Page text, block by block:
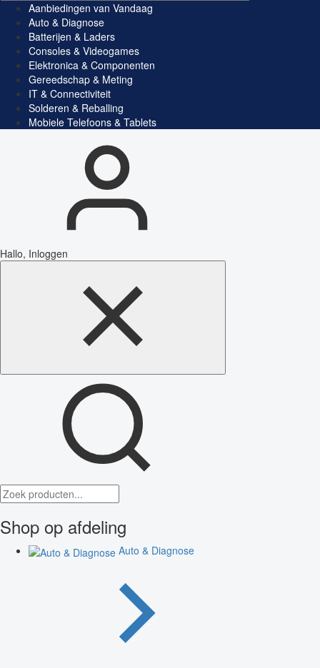
Aanbiedingen van Vandaag
Auto & Diagnose
Batterijen & Laders
Consoles & Videogames
Elektronica & Componenten
Gereedschap & Meting
IT & Connectiviteit
Solderen & Reballing
Mobiele Telefoons & Tablets
Hallo, Inloggen
Shop op afdeling
Auto & Diagnose